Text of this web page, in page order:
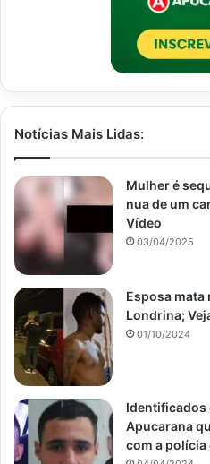
Notícias Mais Lidas:
Mulher é
nua de um
Vídeo
03/04/2025
Esposa mata
Londrina;
01/10/2024
Identificados
Apucarana
com a polícia